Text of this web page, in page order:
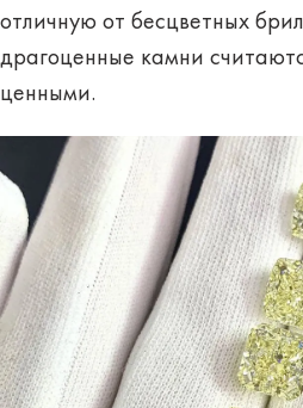
отличную от бесцветных
драгоценные камни
ценными.